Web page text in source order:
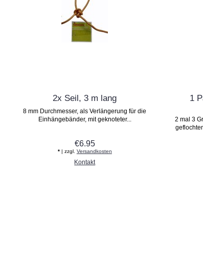
2x Seil, 3 m lang
8 mm Durchmesser, als Verlängerung für die
Einhängebänder, mit geknoteter...
€6.95
*| zzgl. Versandkosten
Kontakt
1
2 mal 3